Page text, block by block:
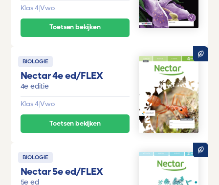
Klas 4|Vwo
Toetsen bekijken
BIOLOGIE
Nectar 4e ed/FLEX
4e editie
Klas 4|Vwo
Toetsen bekijken
BIOLOGIE
Nectar 5e ed/FLEX
5e ed